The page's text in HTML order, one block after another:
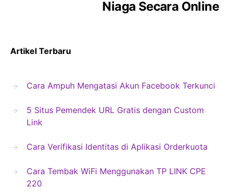
Niaga Secara Online
Artikel Terbaru
Cara Ampuh Mengatasi Akun Facebook Terkunci
5 Situs Pemendek URL Gratis dengan Custom
Link
Cara Verifikasi Identitas di Aplikasi Orderkuota
Cara Tembak WiFi Menggunakan TP LINK CPE
220